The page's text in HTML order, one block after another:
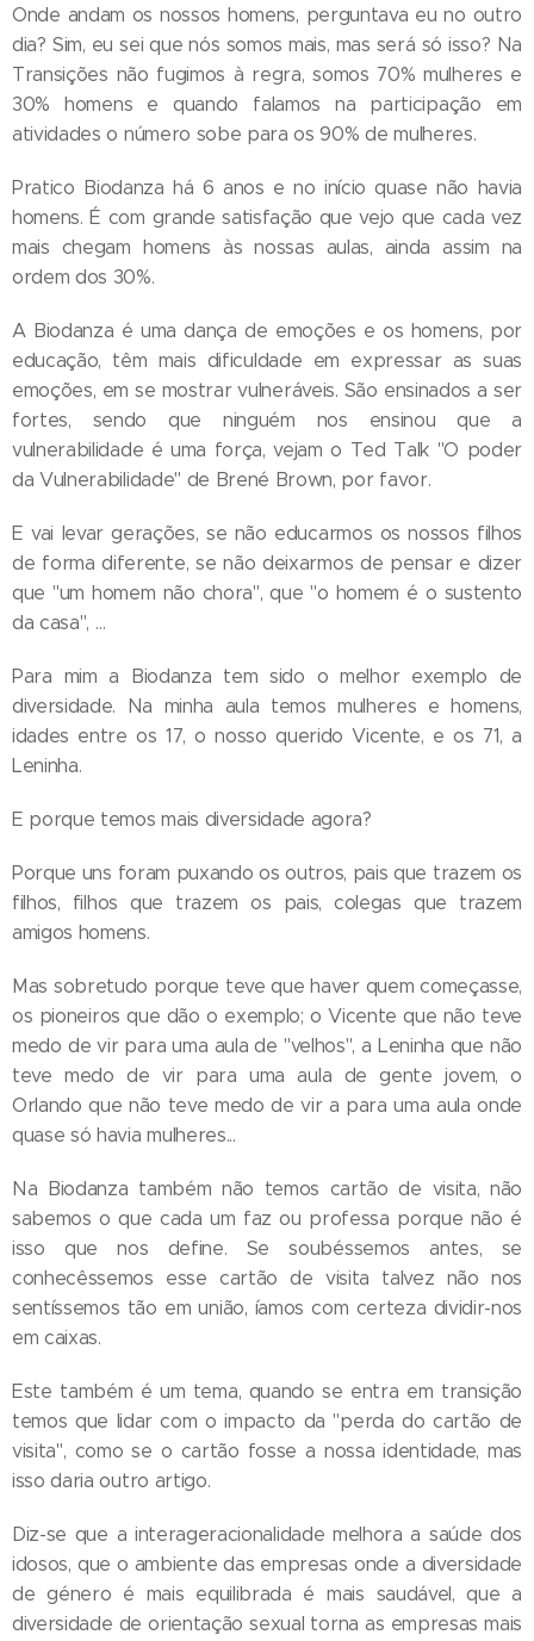
Onde andam os nossos homens, perguntava eu no outro
dia? Sim, eu sei que nós somos mais, mas será só isso? Na
Transições não fugimos à regra, somos 70% mulheres e
30% homens e quando falamos na participação em
atividades o número sobe para os 90% de mulheres.
Pratico Biodanza há 6 anos e no início quase não havia
homens. É com grande satisfação que vejo que cada vez
mais chegam homens às nossas aulas, ainda assim na
ordem dos 30%.
A Biodanza é uma dança de emoções e os homens, por
educação, têm mais dificuldade em expressar as suas
emoções, em se mostrar vulneráveis. São ensinados a ser
fortes, sendo que ninguém nos ensinou que a
vulnerabilidade é uma força, vejam o Ted Talk "O poder
da Vulnerabilidade" de Brené Brown, por favor.
E vai levar gerações, se não educarmos os nossos filhos
de forma diferente, se não deixarmos de pensar e dizer
que "um homem não chora", que "o homem é o sustento
da casa", …
Para mim a Biodanza tem sido o melhor exemplo de
diversidade. Na minha aula temos mulheres e homens,
idades entre os 17, o nosso querido Vicente, e os 71, a
Leninha.
E porque temos mais diversidade agora?
Porque uns foram puxando os outros, pais que trazem os
filhos, filhos que trazem os pais, colegas que trazem
amigos homens.
Mas sobretudo porque teve que haver quem começasse,
os pioneiros que dão o exemplo; o Vicente que não teve
medo de vir para uma aula de "velhos", a Leninha que não
teve medo de vir para uma aula de gente jovem, o
Orlando que não teve medo de vir a para uma aula onde
quase só havia mulheres...
Na Biodanza também não temos cartão de visita, não
sabemos o que cada um faz ou professa porque não é
isso que nos define. Se soubéssemos antes, se
conhecêssemos esse cartão de visita talvez não nos
sentíssemos tão em união, íamos com certeza dividir-nos
em caixas.
Este também é um tema, quando se entra em transição
temos que lidar com o impacto da "perda do cartão de
visita", como se o cartão fosse a nossa identidade, mas
isso daria outro artigo.
Diz-se que a interageracionalidade melhora a saúde dos
idosos, que o ambiente das empresas onde a diversidade
de género é mais equilibrada é mais saudável, que a
diversidade de orientação sexual torna as empresas mais